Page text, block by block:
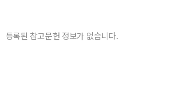
등록된 참고문헌 정보가 없습니다.